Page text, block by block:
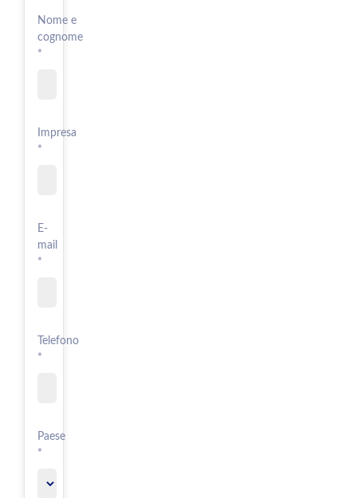
Nome e
cognome
*
Impresa
*
E-
mail
*
Telefono
*
Paese
*